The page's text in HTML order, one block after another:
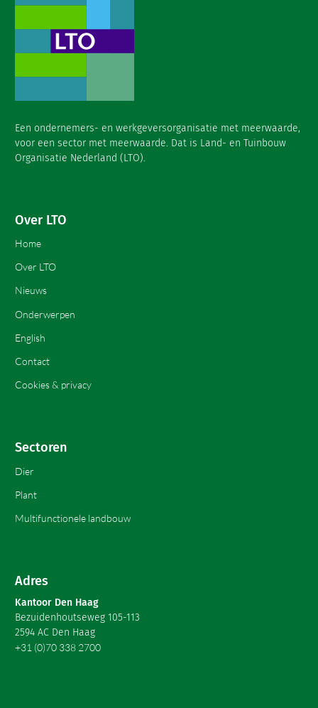
Een ondernemers- en werkgeversorganisatie met meerwaarde,
voor een sector met meerwaarde. Dat is Land- en Tuinbouw
Organisatie Nederland (LTO).
Over LTO
Home
Over LTO
Nieuws
Onderwerpen
English
Contact
Cookies & privacy
Sectoren
Dier
Plant
Multifunctionele landbouw
Adres
Kantoor Den Haag
Bezuidenhoutseweg 105-113
2594 AC Den Haag
+31 (0)70 338 2700